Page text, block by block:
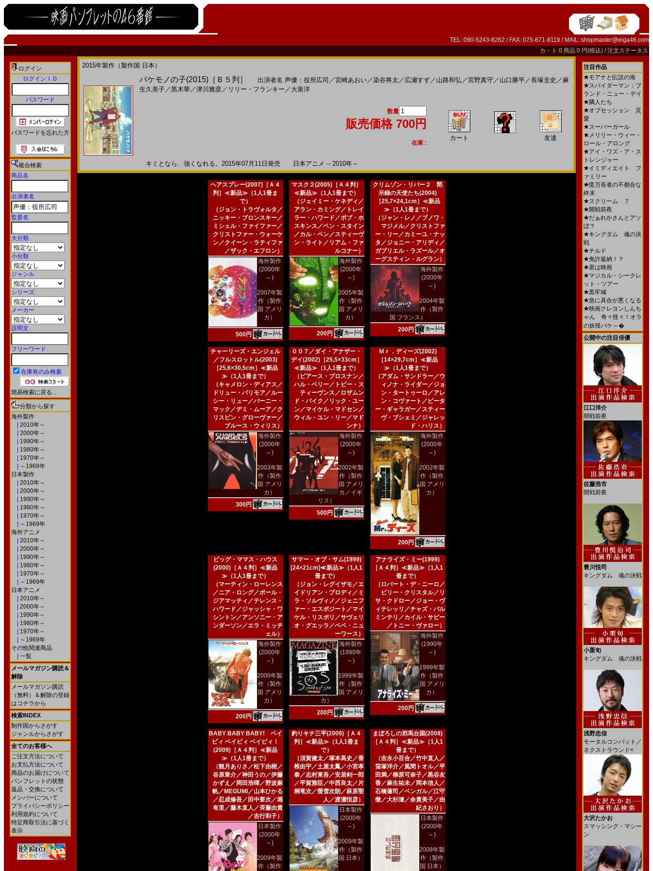
TEL: 090-5243-8262 / FAX: 075-871-8119 / MAIL: shopmaster@eiga46.com
カ－ト 0 商品 0 円(税込) /注文ステータス
ログイン
ログインＩＤ
パスワード
パスワードを忘れた方
複合検索
商品名
出演者名
監督名
大分類
小分類
ジャンル
シリーズ
メーカー
説明文
フリーワード
在庫有のみ検索
簡易検索に戻る...
分類から探す
海外製作
2010年～
2000年～
1990年～
1980年～
1970年～
～1969年
日本製作
2010年～
2000年～
1990年～
1980年～
1970年～
～1969年
海外アニメ
2010年～
2000年～
1990年～
1980年～
1970年～
～1969年
日本アニメ
2010年～
2000年～
1990年～
1980年～
1970年～
～1969年
その他関連商品
一覧
メールマガジン購読＆
解除
メールマガジン購読
（無料）＆解除の登録
はコチラから
検索INDEX
制作国からさがす
ジャンルからさがす
全てのお客様へ
ご注文方法について
お支払方法について
商品のお届けについて
パンフレットの状態
返品・交換について
メンバーについて
プライバシーポリシー
利用規約について
特定商取引法に基づく
表示
2015年製作（製作国 日本）
バケモノの子(2015)［Ｂ５判］ 出演者名 声優：役所広司 ／宮崎あおい／染谷将太 ／ 広瀬すず／ 山路和弘 ／宮野真守／ 山口勝平／長塚圭史 ／ 麻
生久美子／黒木華／津川雅彦／ リリー・フランキー ／ 大泉洋
数量
販売価格 700円
在庫 :
カート 友達
キミとなら、強くなれる。2015年07月11日発売 日本アニメ -- 2010年～
ヘアスプレー(2007)［Ａ４
判］≪新品≫（1人1冊ま
で）
（ジョン・トラヴォルタ／
ニッキー・ブロンスキー／
ミシェル・ファイファー／
クリストファー・ウォーケ
ン／クイーン・ラティファ
／ザック・エフロン）
海外製作
(2000年
～)
2007年製
作（製作
国 アメリ
カ）
500円
マスク２(2005)［Ａ４判］
≪新品≫（1人1冊まで）
（ジェイミー・ケネディ／
アラン・カミング／トレイ
ラー・ハワード／ボブ・ホ
スキンス／ベン・スタイン
／カル・ペン／スティーヴ
ン・ライト／リアム・ファ
ルコナー）
海外製作
(2000年
～)
2005年製
作（製作
国 アメリ
カ）
200円
クリムゾン・リバー２ 黙
示録の天使たち(2004)
［25,7×24,1cm］≪新品
≫（1人1冊まで）
（ジャン・レノ／ブノワ・
マジメル／クリストファ
ー・リー／カミーユ・ナッ
タ／ジョニー・アリディ／
ガブリエル・ラズール／オ
ーグスティン・ルグラン）
海外製作
(2000年
～)
2004年製
作（製作
国 フランス）
200円
チャーリーズ・エンジェル
／フルスロットル(2003)
［25,6×30,5cm］≪新品
≫（1人1冊まで）
（キャメロン・ディアス／
ドリュー・バリモア／ルー
シー・リュー／バーニー・
マック／デミ・ムーア／ク
リスピン・グローヴァー／
ブルース・ウィリス）
海外製作
(2000年
～)
2003年製
作（製作
国 アメリ
カ）
300円
００７／ダイ・アナザー・
デイ(2002)［25,5×33cm］
≪新品≫（1人1冊まで）
（ピアース・ブロスナン／
ハル・ベリー／トビー・ス
ティーヴンス／ロザムン
ド・パイク／リック・ユー
ン／マイケル・マドセン／
ウィル・ユン・リー／マド
ンナ）
海外製作
(2000年
～)
2002年製
作（製作
国 アメリ
カ／イギ
リス）
500円
Ｍｒ．ディーズ(2002)
［14×29,7cm］≪新品
≫（1人1冊まで）
（アダム・サンドラー／ウ
ィノナ・ライダー／ジョ
ン・タートゥーロ／アレ
ン・コヴァート／ピータ
ー・ギャラガー／スティー
ヴ・ブシェミ／ジャレッ
ド・ハリス）
海外製作
(2000年
～)
2002年製
作（製作
国 アメリ
カ）
200円
ビッグ・ママス・ハウス
(2000)［Ａ４判］≪新品
≫（1人1冊まで）
（マーティン・ローレンス
／ニア・ロング／ポール・
ジアマッティ／テレンス・
ハワード／ジャッシャ・ワ
シントン／アンソニー・ア
ンダーソン／エラ・ミッチ
ェル）
海外製作
(2000年
～)
2000年製
作（製作
国 アメリ
カ）
200円
サマー・オブ・サム(1999)
[24×21cm]≪新品≫（1人1
冊まで）
（ジョン・レグイザモ／エ
イドリアン・ブロディ／ミ
ラ・ソルヴィノ／ジェニフ
ァー・エスポジート／マイ
ケル・リスポリ／サヴェリ
オ・グエッラ／ベベ・ニュ
ーワース）
海外製作
(1990年
～)
1999年製
作（製作
国 アメリ
カ）
200円
アナライズ・ミー(1999)
［Ａ４判］≪新品≫（1人1
冊まで）
（ロバート・デ・ニーロ／
ビリー・クリスタル／リ
サ・クドロー／ジョー・ヴ
ィテレッリ／チャズ・パル
ミンテリ／カイル・サビー
／トニー・ヴァロー）
海外製作
(1990年
～)
1999年製
作（製作
国 アメリ
カ）
200円
BABY BABY BABY! ベイ
ビィ ベイビィ ベイビィ！
(2009)［Ａ４判］≪新品
≫（1人1冊まで）
（観月ありさ／松下由樹／
谷原章介／神田うの／伊藤
かずえ／岡田浩暉／野波麻
帆／MEGUMI／山本ひかる
／忍成修吾／田中要次／堀
有里／藤木直人／斉藤由貴
／吉行和子）
日本製作
(2000年
～)
2009年製
作（製作
釣りキチ三平(2009)［Ａ４
判］≪新品≫（1人1冊ま
で）
（須賀健太／塚本高史／香
椎由宇／土屋太鳳／小宮孝
泰／志村東吾／安居剣一郎
／平賀雅臣／中西良太／片
桐竜次／螢雪次朗／萩原聖
人／渡瀬恒彦）
日本製作
(2000年
～)
2009年製
作（製作
国 日本）
まぼろしの邪馬台国(2008)
［Ａ４判］≪新品≫（1人1
冊まで）
（吉永小百合／竹中直人／
窪塚洋介／風間トオル／平
田満／柳原可奈子／黒谷友
香／麻生祐未／岡本信人／
石橋蓮司／ベンガル／江守
徹／大杉漣／余貴美子／由
紀さおり）
日本製作
(2000年
～)
2008年製
作（製作
国 日本）
注目作品
★モアナと伝説の海
★スパイダーマン：ブ
ランド・ニュー・デイ
★隣人たち
★オブセッション 災
愛
★スーパーガール
★メリリー・ウィー・
ロール・アロング
★アイ・ワズ・ア・ス
トレンジャー
★イミディエイト フ
ァミリー
★億万長者の不都合な
終末
★スクリーム ７
★開戦前夜
★だぁれかさんとアソ
ぼ？
★キングダム 魂の決
戦
★チルド
★免許返納！？
★君は映画
★マジカル・シークレ
ット・ツアー
★黒牢城
★急に具合が悪くなる
★映画クレヨンしんち
ゃん 奇々怪々！オラ
の妖怪バケ～�
公開中の注目俳優
江口洋介
開戦前夜
佐藤浩市
開戦前夜
豊川悦司
キングダム 魂の決戦
小栗旬
キングダム 魂の決戦
浅野忠信
モータルコンバット／
ネクストラウンド<
大沢たかお
スマッシング・マシー
ン